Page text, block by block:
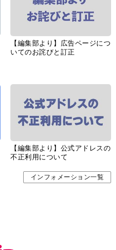
【編集部より】広告ページにつ
いてのお詫びと訂正
【編集部より】公式アドレスの
不正利用について
インフォメーション一覧